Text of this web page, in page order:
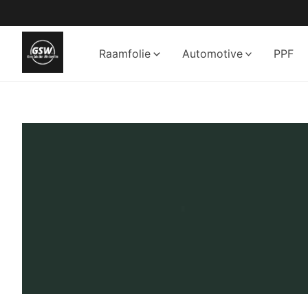
naar
inhoud
Raamfolie Automotive PPF